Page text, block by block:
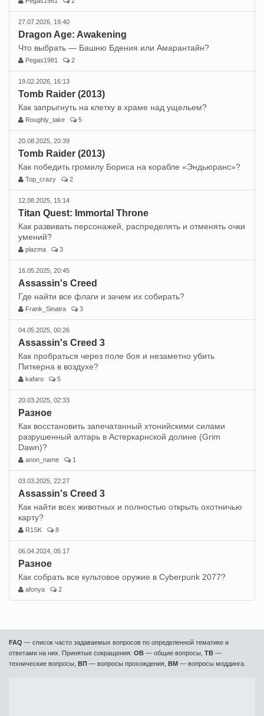
27.07.2026, 19:40
Dragon Age: Awakening
Что выбрать — Башню Бдения или Амарантайн?
Pegas1981 2
19.02.2026, 16:13
Tomb Raider (2013)
Как запрыгнуть на клетку в храме над ущельем?
Roughly_take 5
20.08.2025, 20:39
Tomb Raider (2013)
Как победить громилу Бориса на корабле «Эндьюранс»?
Top_crazy 2
12.08.2025, 15:14
Titan Quest: Immortal Throne
Как развивать персонажей, распределять и отменять очки
умений?
plazma 3
16.05.2025, 20:45
Assassin's Creed
Где найти все флаги и зачем их собирать?
Frank_Sinatra 3
04.05.2025, 00:26
Assassin's Creed 3
Как пробраться через поле боя и незаметно убить
Питкерна в воздухе?
kafaro 5
20.03.2025, 02:33
Разное
Как восстановить запечатанный хтонийскими силами
разрушенный алтарь в Астеркарнской долине (Grim
Dawn)?
anon_name 1
03.03.2025, 22:27
Assassin's Creed 3
Как найти всех животных и полностью открыть охотничью
карту?
R1SK 8
06.04.2024, 05:17
Разное
Как собрать все культовое оружие в Cyberpunk 2077?
afonya 2
FAQ — список часто задаваемых вопросов по определенной тематике и
ответами на них. Принятые сокращения: ОВ — общие вопросы, ТВ —
технические вопросы, ВП — вопросы прохождения, ВМ — вопросы моддинга.